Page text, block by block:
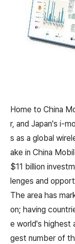
Home to China
r, and Japan's i-
s as a global
ake in China
$11 billion
lenges and
The area has
on; having
e world's highest
gest number of